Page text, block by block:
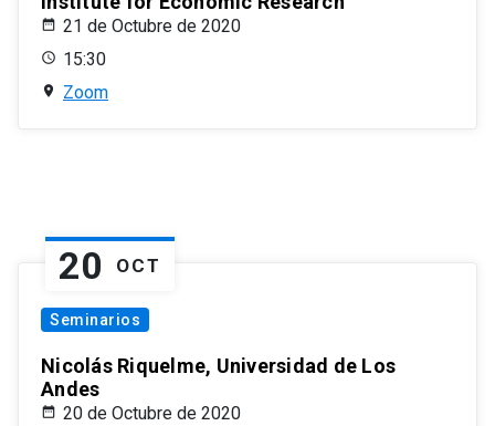
21 de Octubre de 2020
15:30
Zoom
20 OCT
Seminarios
Nicolás Riquelme, Universidad de Los
Andes
20 de Octubre de 2020